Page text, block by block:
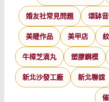
婚友社常見問題 頌缽
美睫作品 美甲店
牛樟芝滴丸 塑膠鋼模
新北沙發工廠 新北聯誼